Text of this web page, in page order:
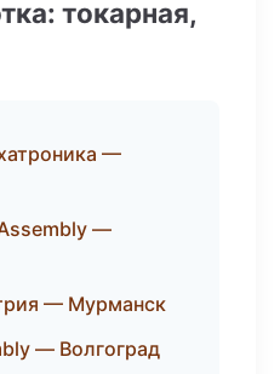
токарная,
—
—
— Мурманск
— Волгоград